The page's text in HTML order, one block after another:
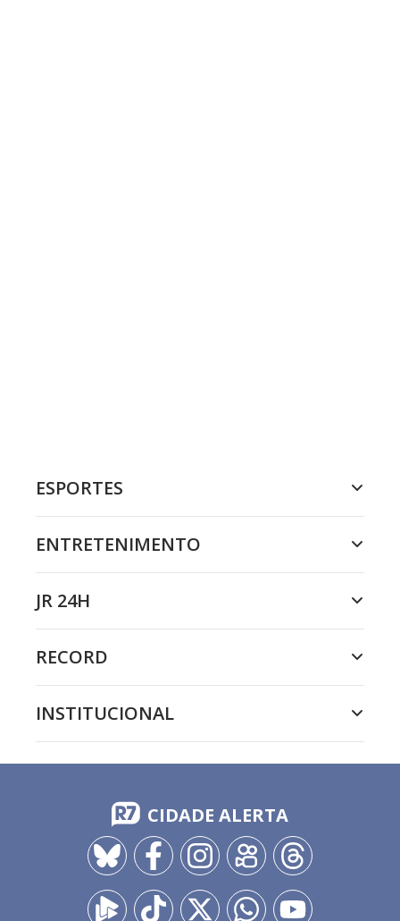
ESPORTES
ENTRETENIMENTO
JR 24H
RECORD
INSTITUCIONAL
CIDADE ALERTA